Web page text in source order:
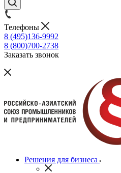
Телефоны
8 (495)136-9992
8 (800)700-2738
Заказать звонок
Решения для бизнеса